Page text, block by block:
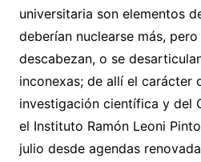
universitaria son elementos
deberían nuclearse más,
descabezan, o se
inconexas; de allí el carácter
investigación científica y del
el Instituto Ramón Leoni
julio desde agendas